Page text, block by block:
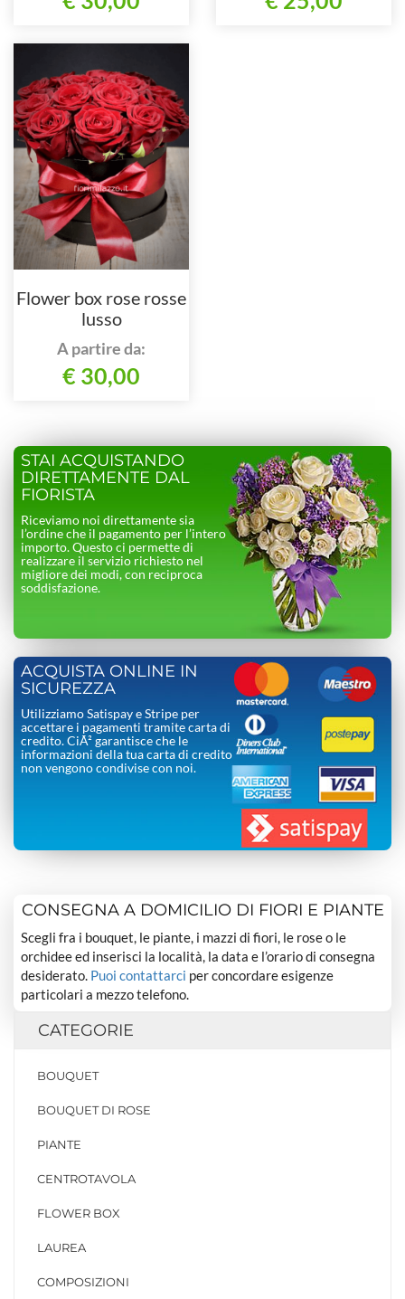
Flower box rose rosse
lusso
A partire da:
€ 30,00
STAI ACQUISTANDO
DIRETTAMENTE DAL
FIORISTA
Riceviamo noi direttamente sia
l’ordine che il pagamento per l’intero
importo. Questo ci permette di
realizzare il servizio richiesto nel
migliore dei modi, con reciproca
soddisfazione.
ACQUISTA ONLINE IN
SICUREZZA
Utilizziamo Satispay e Stripe per
accettare i pagamenti tramite carta di
credito. CiÃ² garantisce che le
informazioni della tua carta di credito
non vengono condivise con noi.
CONSEGNA A DOMICILIO DI FIORI E PIANTE
Scegli fra i bouquet, le piante, i mazzi di fiori, le rose o le
orchidee ed inserisci la località, la data e l’orario di consegna
desiderato. Puoi contattarci per concordare esigenze
particolari a mezzo telefono.
CATEGORIE
BOUQUET
BOUQUET DI ROSE
PIANTE
CENTROTAVOLA
FLOWER BOX
LAUREA
COMPOSIZIONI